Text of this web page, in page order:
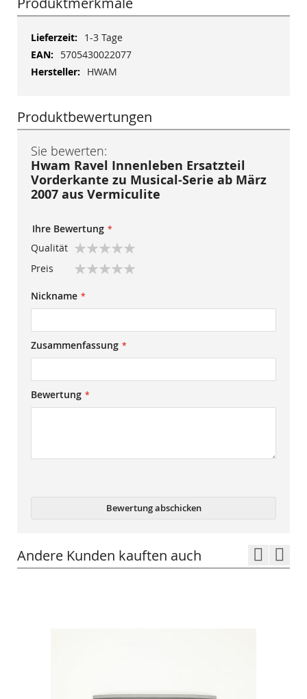
Mehr
Informationen
1-3 Tage
5705430022077
HWAM
Produktbewertungen
Sie bewerten:
Hwam Ravel Innenleben Ersatzteil
Vorderkante zu Musical-Serie ab März
2007 aus Vermiculite
Ihre Bewertung
Qualität
star
stars
stars
stars
stars
Preis
star
stars
stars
stars
stars
Nickname
Zusammenfassung
Bewertung
Bewertung abschicken
Andere Kunden kauften auch